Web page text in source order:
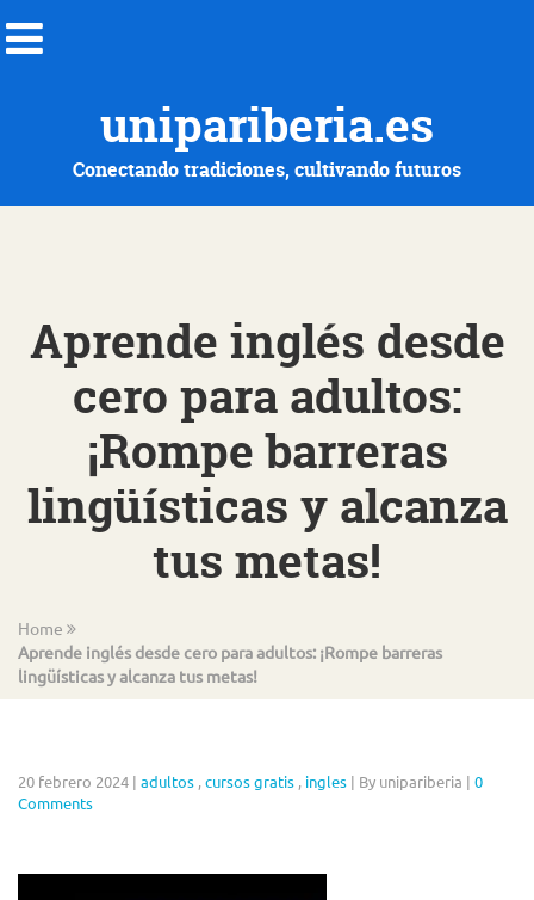
unipariberia.es
Conectando tradiciones, cultivando futuros
Aprende inglés desde
cero para adultos:
¡Rompe barreras
lingüísticas y alcanza
tus metas!
Home
Aprende inglés desde cero para adultos: ¡Rompe barreras
lingüísticas y alcanza tus metas!
20 febrero 2024 | adultos ,cursos gratis , ingles | By unipariberia | 0
Comments